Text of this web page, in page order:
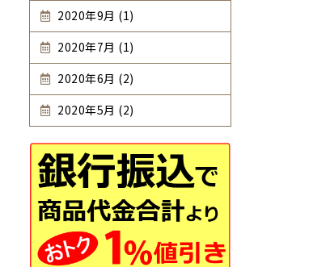
2020年9月 (1)
2020年7月 (1)
2020年6月 (2)
2020年5月 (2)